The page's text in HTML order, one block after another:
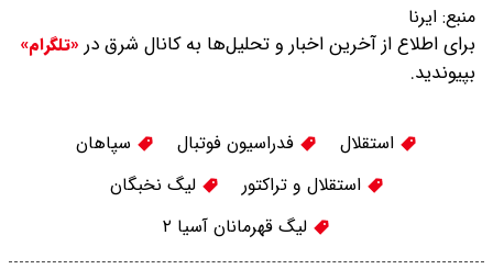
منبع: ایرنا
برای اطلاع از آخرین اخبار و تحلیل‌ها به کانال شرق در «تلگرام»
بپیوندید.
استقلال فدراسیون فوتبال
سپاهان
استقلال و تراکتور
لیگ نخبگان
لیگ قهرمانان آسیا ۲